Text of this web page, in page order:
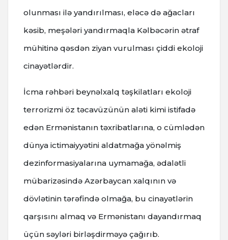
olunması ilə yandırılması, eləcə də ağacları
kəsib, meşələri yandırmaqla Kəlbəcərin ətraf
mühitinə qəsdən ziyan vurulması çiddi ekoloji
cinayətlərdir.
İcma rəhbəri beynəlxalq təşkilatları ekoloji
terrorizmi öz təcavüzünün aləti kimi istifadə
edən Ermənistanın təxribatlarına, o cümlədən
dünya ictimaiyyətini aldatmağa yönəlmiş
dezinformasiyalarına uymamağa, ədalətli
mübarizəsində Azərbaycan xalqının və
dövlətinin tərəfində olmağa, bu cinayətlərin
qarşısını almaq və Ermənistanı dayandırmaq
üçün səyləri birləşdirməyə çağırıb.